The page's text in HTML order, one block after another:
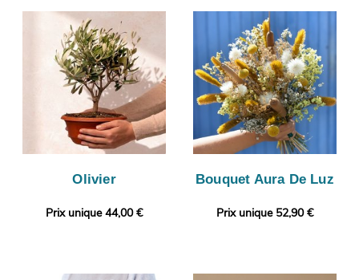
Olivier
Prix unique 44,00 €
Bouquet Aura De Luz
Prix unique 52,90 €